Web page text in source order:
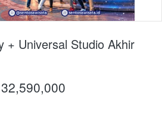
+ Universal Studio Akhir